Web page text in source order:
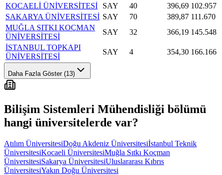
KOCAELİ ÜNİVERSİTESİ
SAY 40 396,69 102.957
SAKARYA ÜNİVERSİTESİ SAY 70 389,87 111.670
MUĞLA SITKI KOÇMAN
ÜNİVERSİTESİ
SAY 32 366,19 145.548
İSTANBUL TOPKAPI
ÜNİVERSİTESİ
SAY 4 354,30 166.166
Daha Fazla Göster (13)
Bilişim Sistemleri Mühendisliği bölümü
hangi üniversitelerde var?
Atılım ÜniversitesiDoğu Akdeniz Üniversitesiİstanbul Teknik
ÜniversitesiKocaeli ÜniversitesiMuğla Sıtkı Koçman
ÜniversitesiSakarya ÜniversitesiUluslararası Kıbrıs
ÜniversitesiYakın Doğu Üniversitesi